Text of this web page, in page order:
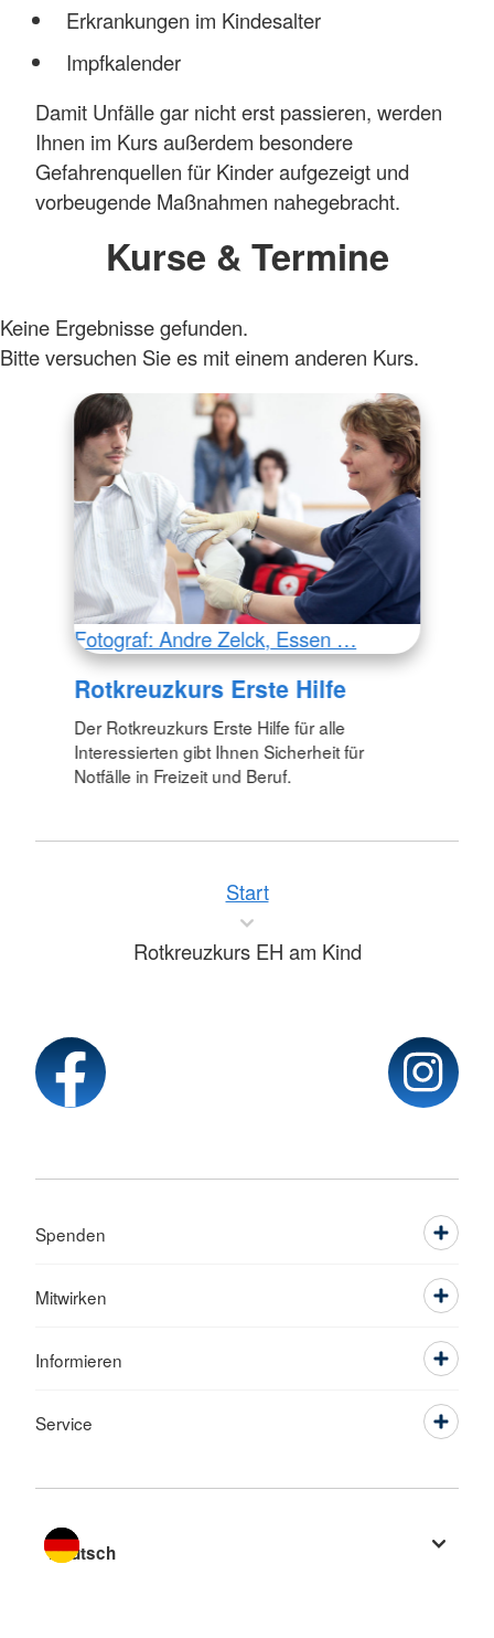
Erkrankungen im Kindesalter
Impfkalender
Damit Unfälle gar nicht erst passieren, werden
Ihnen im Kurs außerdem besondere
Gefahrenquellen für Kinder aufgezeigt und
vorbeugende Maßnahmen nahegebracht.
Kurse & Termine
Keine Ergebnisse gefunden.
Bitte versuchen Sie es mit einem anderen Kurs.
Fotograf: Andre Zelck, Essen …
Rotkreuzkurs Erste Hilfe
Der Rotkreuzkurs Erste Hilfe für alle
Interessierten gibt Ihnen Sicherheit für
Notfälle in Freizeit und Beruf.
Start
Rotkreuzkurs EH am Kind
Spenden
Mitwirken
Informieren
Service
Sprache wechseln zu